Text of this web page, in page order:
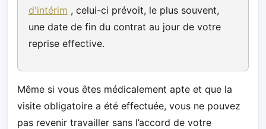
d'intérim , celui-ci prévoit, le plus souvent,
une date de fin du contrat au jour de votre
reprise effective.
Même si vous êtes médicalement apte et que la
visite obligatoire a été effectuée, vous ne pouvez
pas revenir travailler sans l’accord de votre